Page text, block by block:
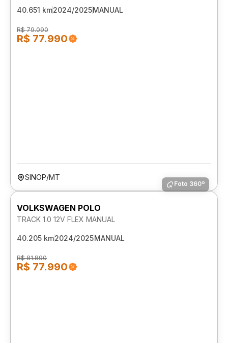
40.651 km2024/2025MANUAL
R$ 79.090
R$ 77.990
SINOP/MT
Foto 360º
VOLKSWAGEN POLO
TRACK 1.0 12V FLEX MANUAL
40.205 km2024/2025MANUAL
R$ 81.890
R$ 77.990